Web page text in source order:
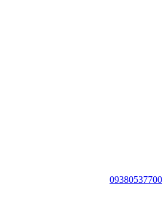
09380537700